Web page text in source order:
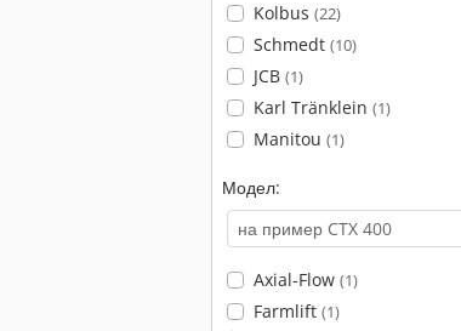
Kolbus (22)
Schmedt (10)
JCB (1)
Karl Tränklein (1)
Manitou (1)
Модел:
Axial-Flow (1)
Farmlift (1)